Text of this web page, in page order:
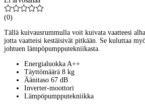
(0)
Tällä kuivausrummulla voit kuivata vaatteesi
jotta vaatteisi kestäisivät pitkään. Se kuluttaa
johtuen lämpöpumpputekniikasta.
Energialuokka A++
Täyttömäärä 8 kg
Äänitaso 67 dB
Inverter-moottori
Lämpöpumpputekniikka